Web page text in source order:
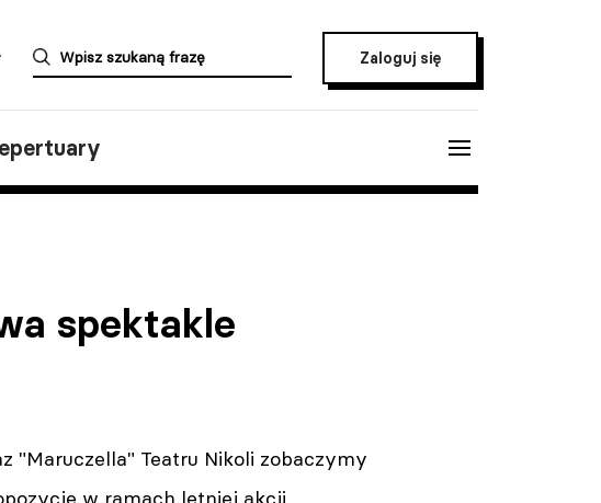
Zaloguj się
spektakle
"Maruczella" Teatru Nikoli zobaczymy